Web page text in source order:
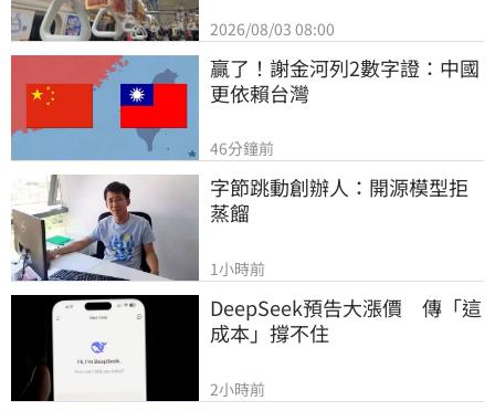
2026/08/03 08:00
贏了！謝金河列2數字證：中國
更依賴台灣
46分鐘前
字節跳動創辦人：開源模型拒
蒸餾
1小時前
DeepSeek預告大漲價　傳「這
成本」撐不住
2小時前